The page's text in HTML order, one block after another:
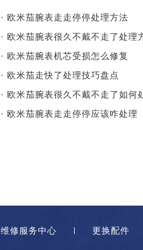
· 欧米茄腕表走走停停处理方法
· 欧米茄腕表机芯受损怎么修复
· 欧米茄走快了处理技巧盘点
· 欧米茄腕表很久不戴不走了如何
· 欧米茄腕表走走停停应该咋处理
维修服务中心 更换配件